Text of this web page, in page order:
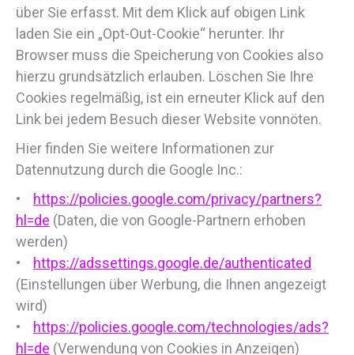
über Sie erfasst. Mit dem Klick auf obigen Link
laden Sie ein „Opt-Out-Cookie“ herunter. Ihr
Browser muss die Speicherung von Cookies also
hierzu grundsätzlich erlauben. Löschen Sie Ihre
Cookies regelmäßig, ist ein erneuter Klick auf den
Link bei jedem Besuch dieser Website vonnöten.
Hier finden Sie weitere Informationen zur
Datennutzung durch die Google Inc.:
• https://policies.google.com/privacy/partners?
hl=de (Daten, die von Google-Partnern erhoben
werden)
• https://adssettings.google.de/authenticated
(Einstellungen über Werbung, die Ihnen angezeigt
wird)
• https://policies.google.com/technologies/ads?
hl=de (Verwendung von Cookies in Anzeigen)